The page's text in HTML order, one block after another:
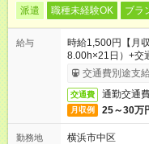
派遣 職種未経験OK ブラ
給与
時給1,500円【月
8.00h×21日）+交
交通費別途支
交通費 通勤交通
月収例 25～30万
勤務地
横浜市中区